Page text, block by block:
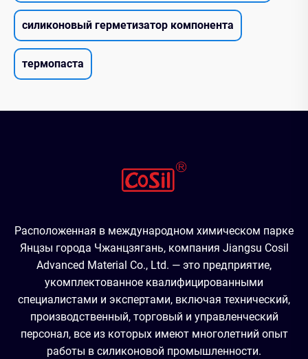
силиконовый герметизатор компонента
термопаста
Расположенная в международном химическом парке
Янцзы города Чжанцзягань, компания Jiangsu Cosil
Advanced Material Co., Ltd. — это предприятие,
укомплектованное квалифицированными
специалистами и экспертами, включая технический,
производственный, торговый и управленческий
персонал, все из которых имеют многолетний опыт
работы в силиконовой промышленности.